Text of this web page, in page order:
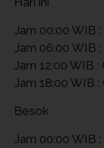
Jam 00:00 WIB
Jam 06:00 WIB
Jam 12:00 WIB
Jam 18:00 WIB
Besok
Jam 00:00 WIB